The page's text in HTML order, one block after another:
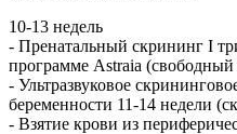
10-13 недель
- Пренатальный скрининг I
программе Astraia
- Ультразвуковое
беременности 11-14 недели
- Взятие крови из